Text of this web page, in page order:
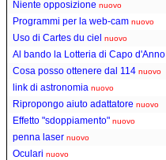
Niente opposizione nuovo
Programmi per la web-cam nuovo
Uso di Cartes du ciel nuovo
Al bando la Lotteria di Capo d'Anno
Cosa posso ottenere dal 114 nuovo
link di astronomia nuovo
Ripropongo aiuto adattatore nuovo
Effetto "sdoppiamento" nuovo
penna laser nuovo
Oculari nuovo